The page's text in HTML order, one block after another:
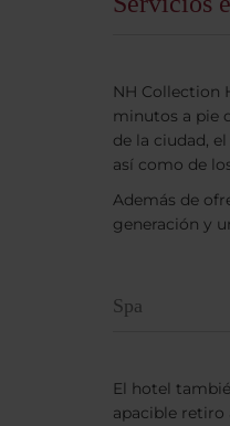
NH Collection
minutos a pie
de la ciudad,
así como de
Además de
generación y
Spa
El hotel
apacible retiro